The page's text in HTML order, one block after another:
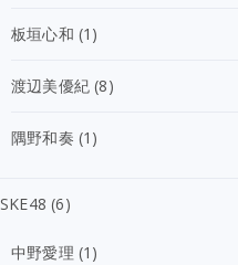
板垣心和 (1)
渡辺美優紀 (8)
隅野和奏 (1)
SKE48 (6)
中野愛理 (1)